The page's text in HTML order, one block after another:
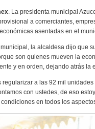
. La presidenta municipal
a comerciantes,
asentadas en el
la alcaldesa dijo que
son quienes mueven la
y en orden, dejando atrás
regularizar a las 92 mil
con ustedes, de eso
en todos los